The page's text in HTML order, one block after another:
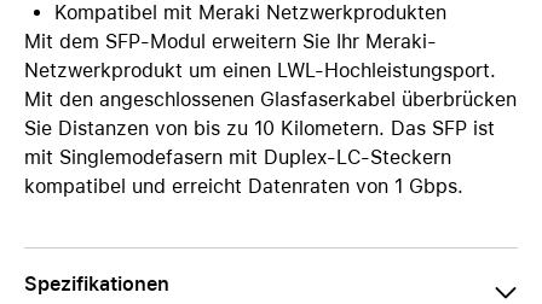
Kompatibel mit Meraki Netzwerkprodukten
Mit dem SFP-Modul erweitern Sie Ihr Meraki-
Netzwerkprodukt um einen LWL-Hochleistungsport.
Mit den angeschlossenen Glasfaserkabel überbrücken
Sie Distanzen von bis zu 10 Kilometern. Das SFP ist
mit Singlemodefasern mit Duplex-LC-Steckern
kompatibel und erreicht Datenraten von 1 Gbps.
Spezifikationen